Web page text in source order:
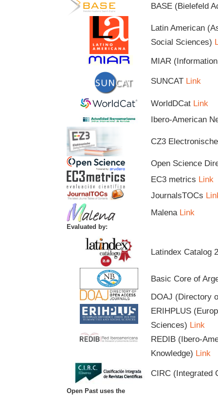
BASE (Bielefeld
Latin American
Social Sciences)
MIAR
SUNCAT Link
WorldDCat Link
Ibero-American
CZ3
Open Science
EC3 metrics Link
JournalsTOCs
Malena Link
Evaluated by:
Latindex Catalog
Basic Core of
DOAJ (Directory
ERIHPLUS
Sciences) Link
REDIB (Ibero-
Knowledge) Link
CIRC (Integrated
Open Past uses the